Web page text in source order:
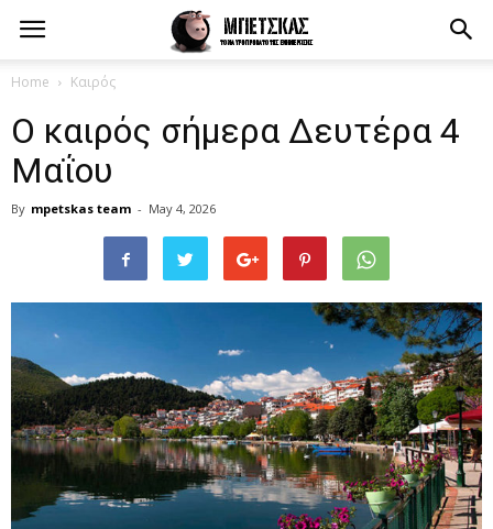
Home Καιρός
Ο καιρός σήμερα Δευτέρα 4
Μαΐου
By mpetskas team - May 4, 2026